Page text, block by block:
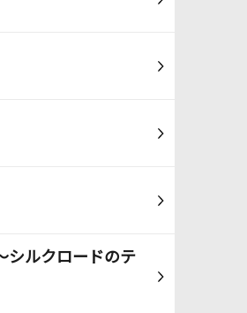
シルクロードのテ